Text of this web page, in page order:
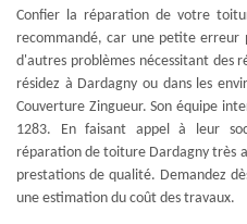
Confier la réparation de votre
recommandé, car une petite
d'autres problèmes nécessitant des
résidez à Dardagny ou dans les
Couverture Zingueur. Son équipe
1283. En faisant appel à leur
réparation de toiture Dardagny très
prestations de qualité. Demandez
une estimation du coût des travaux.